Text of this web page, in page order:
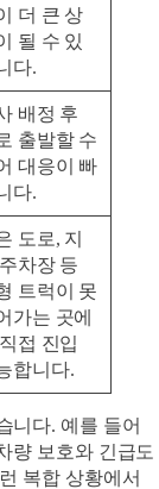
더 큰 상
될 수 있
다.
배정 후
출발할 수
대응이 빠
다.
도로, 지
차장 등
트럭이 못
가는 곳에
접 진입
합니다.
니다. 예를 들어
량 보호와 긴급도
복합 상황에서